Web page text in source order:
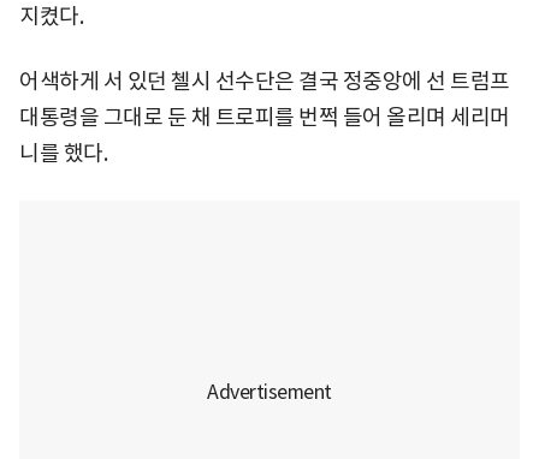
지켰다.
어색하게 서 있던 첼시 선수단은 결국 정중앙에 선 트럼프
대통령을 그대로 둔 채 트로피를 번쩍 들어 올리며 세리머
니를 했다.